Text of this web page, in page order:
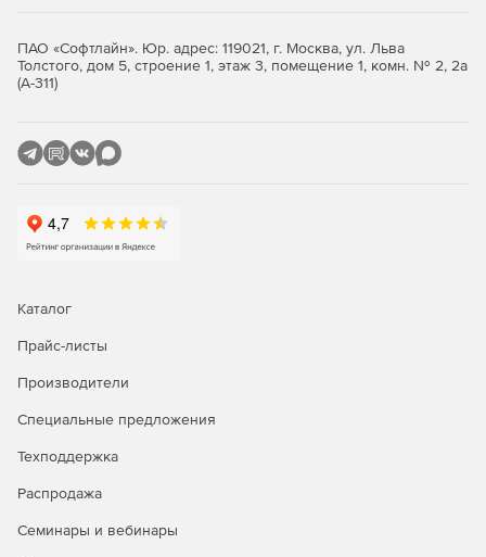
ПАО «Софтлайн». Юр. адрес: 119021, г. Москва, ул. Льва
Толстого, дом 5, строение 1, этаж 3, помещение 1, комн. № 2, 2а
(А-311)
Каталог
Прайс-листы
Производители
Специальные предложения
Техподдержка
Распродажа
Семинары и вебинары